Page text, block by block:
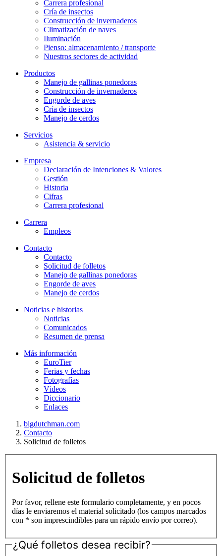
Carrera profesional
Cría de insectos
Construcción de invernaderos
Climatización de naves
Iluminación
Pienso: almacenamiento / transporte
Nuestros sectores de actividad
Productos
Manejo de gallinas ponedoras
Construcción de invernaderos
Engorde de aves
Cría de insectos
Manejo de cerdos
Servicios
Asistencia & servicio
Empresa
Declaración de Intenciones & Valores
Gestión
Historia
Cifras
Carrera profesional
Carrera
Empleos
Contacto
Contacto
Solicitud de folletos
Manejo de gallinas ponedoras
Engorde de aves
Manejo de cerdos
Noticias e historias
Noticias
Comunicados
Resumen de prensa
Más información
EuroTier
Ferias y fechas
Fotografías
Vídeos
Diccionario
Enlaces
bigdutchman.com
Contacto
Solicitud de folletos
Solicitud de folletos
Por favor, rellene este formulario completamente, y en pocos
días le enviaremos el material solicitado (los campos marcados
con * son imprescindibles para un rápido envío por correo).
¿Qué folletos desea recibir?